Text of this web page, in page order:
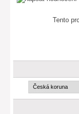
Tento